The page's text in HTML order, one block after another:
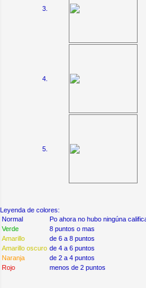
3.
4.
5.
Leyenda de colores:
Normal
Po ahora no hubo ningúna
Verde
8 puntos o mas
Amarillo
de 6 a 8 puntos
Amarillo oscuro de 4 a 6 puntos
Naranja
de 2 a 4 puntos
Rojo
menos de 2 puntos